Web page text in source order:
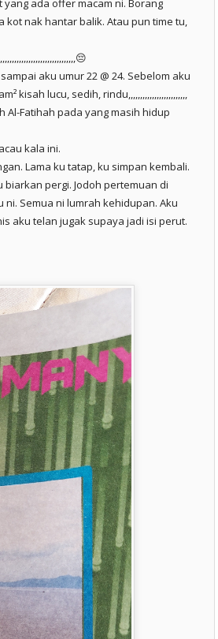
yang ada offer macam ni. Borang
kot nak hantar balik. Atau pun time tu,
aku umur 22 @ 24. Sebelom aku
kisah lucu, sedih, rindu,,,,,,,,,,,,,,,,,,,,,,,,,
Al-Fatihah pada yang masih hidup
kala ini.
Lama ku tatap, ku simpan kembali.
pergi. Jodoh pertemuan di
Semua ni lumrah kehidupan. Aku
aku telan jugak supaya jadi isi perut.